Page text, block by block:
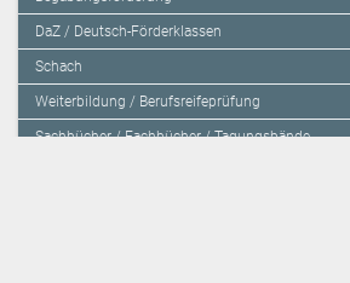
DaZ / Deutsch-Förderklassen
Schach
Weiterbildung / Berufsreifeprüfung
Sachbücher / Fachbücher / Tagungsbände